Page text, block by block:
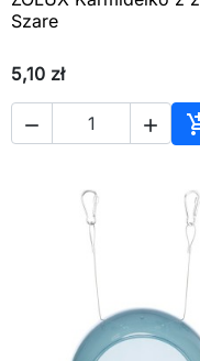
 Szybki
Szare
5,10 zł
 